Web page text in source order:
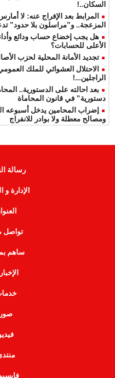
السكان..!
المرابط بعد الإفراج عنه: لا
المزعجة.. و”مراسلون بلا حدود”
هل يجب إخضاع حساب ودائع
الأعلى للحسابات؟
تجديد الأمانة المحلية لحزب
الاحتلال العشوائي للملك
الراجلين...!
دستورية” في قانون المحاماة
إضراب المحامين يدخل أسبوعه
ومصالح معطلة ولا بوادر للانفراج
رسالة
الإدارة و
تواصل
ساهم
صور